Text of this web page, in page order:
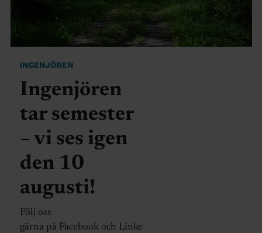
INGENJÖREN
Ingenjören
tar semester
– vi ses igen
den 10
augusti!
Följ oss
gärna på Facebook och Linke